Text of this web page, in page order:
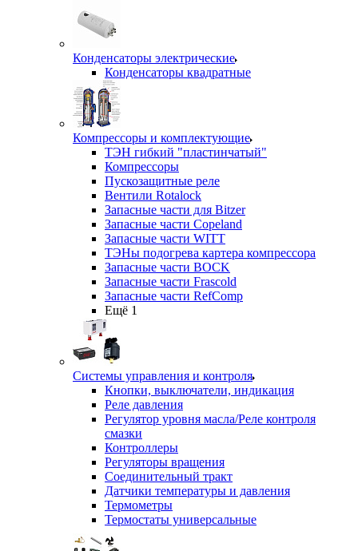
Конденсаторы электрические
Конденсаторы квадратные
Компрессоры и комплектующие
ТЭН гибкий "пластинчатый"
Компрессоры
Пускозащитные реле
Вентили Rotalock
Запасные части для Bitzer
Запасные части Copeland
Запасные части WITT
ТЭНы подогрева картера компрессора
Запасные части BOCK
Запасные части Frascold
Запасные части RefComp
Ещё 1
Системы управления и контроля
Кнопки, выключатели, индикация
Реле давления
Регулятор уровня масла/Реле контроля
смазки
Контроллеры
Регуляторы вращения
Соединительный тракт
Датчики температуры и давления
Термометры
Термостаты универсальные